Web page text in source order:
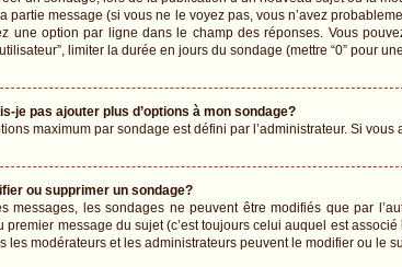
partie message (si vous ne le voyez pas, vous n’avez
une option par ligne dans le champ des réponses. Vous
limiter la durée en jours du sondage (mettre “0” pour
je pas ajouter plus d’options à mon sondage?
maximum par sondage est défini par l’administrateur. Si
ou supprimer un sondage?
messages, les sondages ne peuvent être modifiés que par
premier message du sujet (c’est toujours celui auquel est
les modérateurs et les administrateurs peuvent le modifier ou le